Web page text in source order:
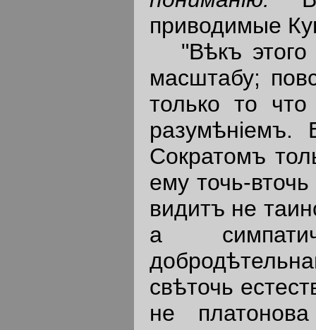
приводимые
"Вѣкъ этого
масштабу;
только то
разумѣнiемъ.
Сократомъ
ему точь-
видитъ не
а
свѣточь
не